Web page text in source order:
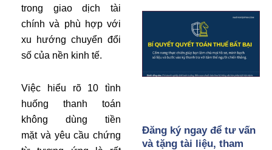
trong giao dịch tài
chính và phù hợp với
xu hướng chuyển đổi
số của nền kinh tế.
Việc hiểu rõ 10 tình
huống thanh toán
không dùng tiền
mặt và yêu cầu chứng
Đăng ký ngay để tư vấn
và tặng tài liệu, tham